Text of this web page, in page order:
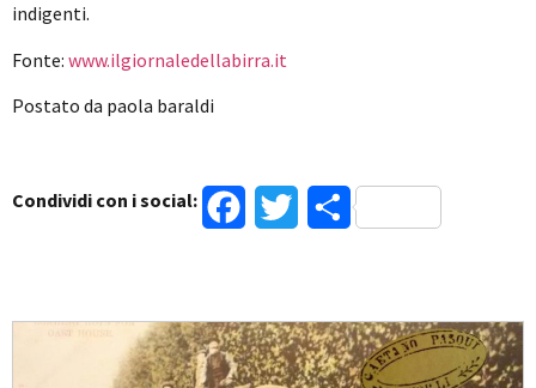
indigenti.
Fonte: www.ilgiornaledellabirra.it
Postato da paola baraldi
Condividi con i social: FacebookTwitterCondividi